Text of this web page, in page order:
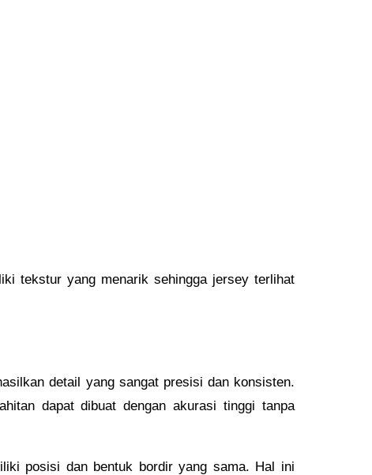
tekstur yang menarik sehingga jersey terlihat
detail yang sangat presisi dan konsisten.
dapat dibuat dengan akurasi tinggi tanpa
posisi dan bentuk bordir yang sama. Hal ini